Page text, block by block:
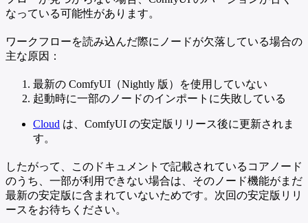
なっている可能性があります。
ワークフローを読み込んだ際にノードが欠落している場合の
主な原因：
最新の ComfyUI（Nightly 版）を使用していない
起動時に一部のノードのインポートに失敗している
Cloud は、ComfyUI の安定版リリース後に更新されま
す。
したがって、このドキュメントで記載されているコアノード
のうち、一部が利用できない場合は、そのノード機能がまだ
最新の安定版に含まれていないためです。次回の安定版リリ
ースをお待ちください。